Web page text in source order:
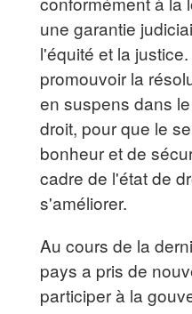
une garantie
l'équité et la
promouvoir la
en suspens dans
droit, pour que le
bonheur et de
cadre de l'état de
s'améliorer.
Au cours de la
pays a pris de
participer à la